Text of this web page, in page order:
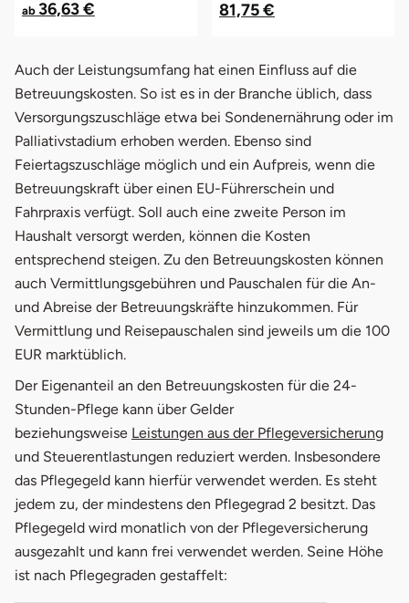
ab 36,63 € 81,75 €
Auch der Leistungsumfang hat einen Einfluss auf die
Betreuungskosten. So ist es in der Branche üblich, dass
Versorgungszuschläge etwa bei Sondenernährung oder im
Palliativstadium erhoben werden. Ebenso sind
Feiertagszuschläge möglich und ein Aufpreis, wenn die
Betreuungskraft über einen EU-Führerschein und
Fahrpraxis verfügt. Soll auch eine zweite Person im
Haushalt versorgt werden, können die Kosten
entsprechend steigen. Zu den Betreuungskosten können
auch Vermittlungsgebühren und Pauschalen für die An-
und Abreise der Betreuungskräfte hinzukommen. Für
Vermittlung und Reisepauschalen sind jeweils um die 100
EUR marktüblich.
Der Eigenanteil an den Betreuungskosten für die 24-
Stunden-Pflege kann über Gelder
beziehungsweise Leistungen aus der Pflegeversicherung
und Steuerentlastungen reduziert werden. Insbesondere
das Pflegegeld kann hierfür verwendet werden. Es steht
jedem zu, der mindestens den Pflegegrad 2 besitzt. Das
Pflegegeld wird monatlich von der Pflegeversicherung
ausgezahlt und kann frei verwendet werden. Seine Höhe
ist nach Pflegegraden gestaffelt: